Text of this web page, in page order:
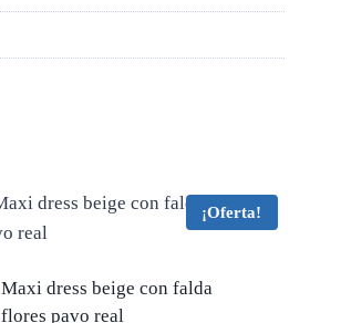
¡Oferta!
Maxi dress beige con falda
flores pavo real